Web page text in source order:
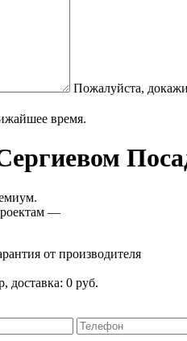
Пожалуйста,
время.
—
от производителя
доставка: 0 руб.